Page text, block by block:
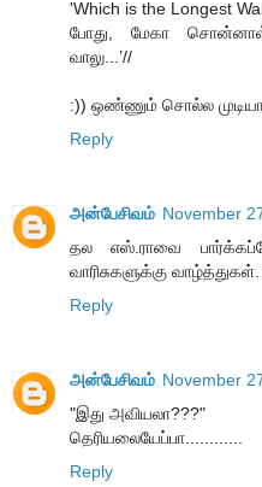
'Which is the Longest
போது, மேகா சொன்னாள்
வாலு...’//
:)) ஒண்ணும் சொல்ல
Reply
அன்பேசிவம் November
தல எஸ்.ராவை
வாரிசுகளுக்கு
Reply
அன்பேசிவம் November
"இது அவியலா???"
தெரியலையேப்பா............
Reply